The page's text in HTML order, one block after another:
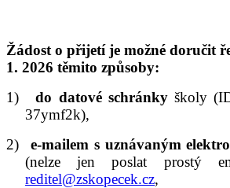
Žádost o přijetí je možné doručit
1. 2026 těmito způsoby:
1)
do datové schránkyškoly
37ymf2k),
2)
e-mailem s uznávaným
(nelze jen poslat prostý
reditel@zskopecek.cz,